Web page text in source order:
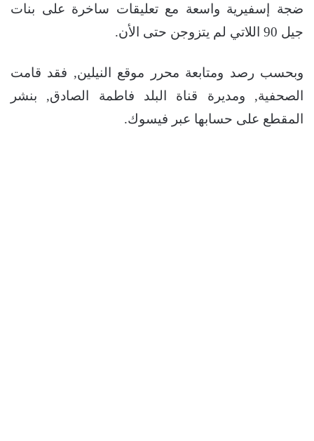
ضجة إسفيرية واسعة مع تعليقات ساخرة على بنات
جيل 90 اللاتي لم يتزوجن حتى الأن.
وبحسب رصد ومتابعة محرر موقع النيلين, فقد قامت
الصحفية, ومديرة قناة البلد فاطمة الصادق, بنشر
المقطع على حسابها عبر فيسوك.